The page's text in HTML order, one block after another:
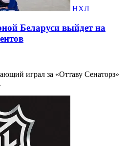
НХЛ
Беларуси выйдет на
играл за «Оттаву Сенаторз»